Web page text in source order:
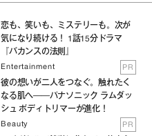
恋も、笑いも、ミステリーも。次が
気になり続ける！ 1話15分ドラマ
『バカンスの法則』
Entertainment PR
彼の想いが二人をつなぐ。触れたく
なる肌へ──パナソニック ラムダッ
シュ ボディトリマーが進化！
Beauty PR